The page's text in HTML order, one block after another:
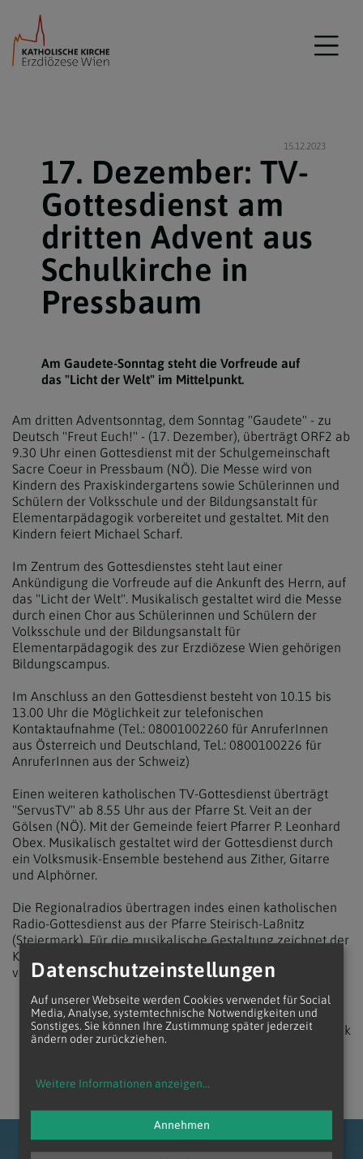
15.12.2023
17. Dezember: TV-
Gottesdienst am
dritten Advent aus
Schulkirche in
Pressbaum
Am Gaudete-Sonntag steht die Vorfreude auf
das "Licht der Welt" im Mittelpunkt.
Am dritten Adventsonntag, dem Sonntag "Gaudete" - zu
Deutsch "Freut Euch!" - (17. Dezember), überträgt ORF2 ab
9.30 Uhr einen Gottesdienst mit der Schulgemeinschaft
Sacre Coeur in Pressbaum (NÖ). Die Messe wird von
Kindern des Praxiskindergartens sowie Schülerinnen und
Schülern der Volksschule und der Bildungsanstalt für
Elementarpädagogik vorbereitet und gestaltet. Mit den
Kindern feiert Michael Scharf.
Im Zentrum des Gottesdienstes steht laut einer
Ankündigung die Vorfreude auf die Ankunft des Herrn, auf
das "Licht der Welt". Musikalisch gestaltet wird die Messe
durch einen Chor aus Schülerinnen und Schülern der
Volksschule und der Bildungsanstalt für
Elementarpädagogik des zur Erzdiözese Wien gehörigen
Bildungscampus.
Im Anschluss an den Gottesdienst besteht von 10.15 bis
13.00 Uhr die Möglichkeit zur telefonischen
Kontaktaufnahme (Tel.: 08001002260 für AnruferInnen
aus Österreich und Deutschland, Tel.: 0800100226 für
AnruferInnen aus der Schweiz)
Einen weiteren katholischen TV-Gottesdienst überträgt
"ServusTV" ab 8.55 Uhr aus der Pfarre St. Veit an der
Gölsen (NÖ). Mit der Gemeinde feiert Pfarrer P. Leonhard
Obex. Musikalisch gestaltet wird der Gottesdienst durch
ein Volksmusik-Ensemble bestehend aus Zither, Gitarre
und Alphörner.
Die Regionalradios übertragen indes einen katholischen
Radio-Gottesdienst aus der Pfarre Steirisch-Laßnitz
(Steiermark). Für die musikalische Gestaltung zeichnet der
Kirchenchor Laßnitz und der Laßnitzer Viergesang
verantwortlich.
zurück
Datenschutzeinstellungen
Auf unserer Webseite werden Cookies verwendet für Social
Media, Analyse, systemtechnische Notwendigkeiten und
Sonstiges. Sie können Ihre Zustimmung später jederzeit
ändern oder zurückziehen.
Weitere Informationen anzeigen...
Annehmen